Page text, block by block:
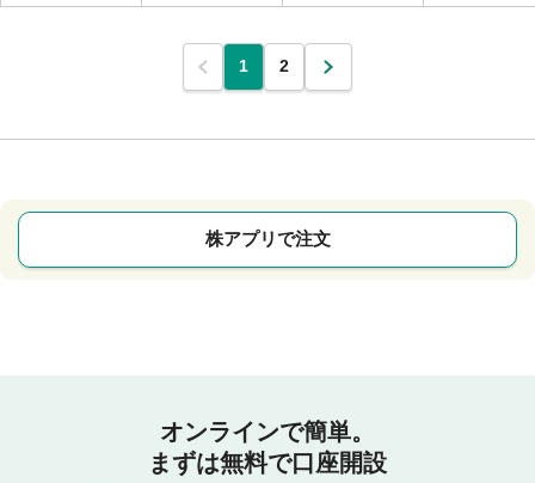
1 2
株アプリで注文
オンラインで簡単。
まずは無料で口座開設